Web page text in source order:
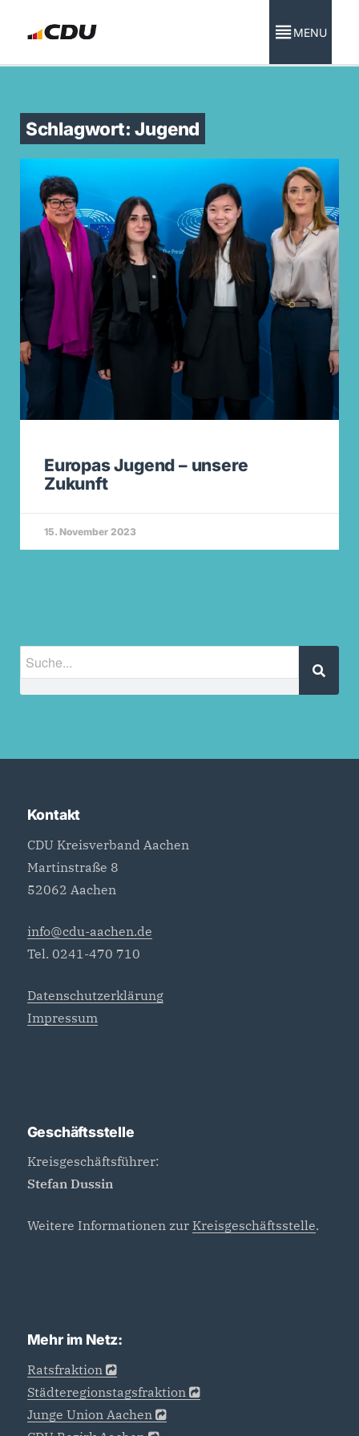
MENU
Schlagwort: Jugend
Europas Jugend – unsere
Zukunft
15. November 2023
Kontakt
CDU Kreisverband Aachen
Martinstraße 8
52062 Aachen
info@cdu-aachen.de
Tel. 0241-470 710
Datenschutzerklärung
Impressum
Geschäftsstelle
Kreisgeschäftsführer:
Stefan Dussin
Weitere Informationen zur Kreisgeschäftsstelle.
Mehr im Netz:
Ratsfraktion
Städteregionstagsfraktion
Junge Union Aachen